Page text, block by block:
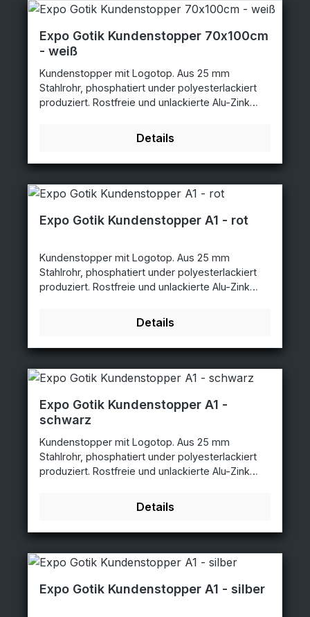
Expo Gotik Kundenstopper 70x100cm
- weiß
Kundenstopper mit Logotop. Aus 25 mm
Stahlrohr, phosphatiert under polyesterlackiert
produziert. Rostfreie und unlackierte Alu-Zink
Magnet. Poster Größe: 70x100cmAbmessungen:
78x163cmLogo Größe: 71x37cm weiß -
Details
Expo Gotik Kundenstopper A1 - rot
Kundenstopper mit Logotop. Aus 25 mm
Stahlrohr, phosphatiert under polyesterlackiert
produziert. Rostfreie und unlackierte Alu-Zink
Magnet. Poster Größe: 59,4x84,1cm -
A1Abmessungen: 68x140cmLogo Größe:
Details
Expo Gotik Kundenstopper A1 -
schwarz
Kundenstopper mit Logotop. Aus 25 mm
Stahlrohr, phosphatiert under polyesterlackiert
produziert. Rostfreie und unlackierte Alu-Zink
Magnet. Poster Größe: 59,4x84,1cm -
A1Abmessungen: 68x140cmLogo Größe:
Details
Expo Gotik Kundenstopper A1 - silber